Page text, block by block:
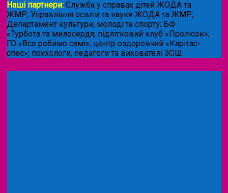
Наші партнери: Служба у справах дітей ЖОДА та
ЖМР; Управління освіти та науки ЖОДА та ЖМР;
Департамент культури, молоді та спорту; БФ
«Турбота та милосердя; підлітковий клуб «Пролісок»;
ГО «Все робимо самі»; центр оздоровчий «Карітас-
спес»; психологи, педагоги та вихователі ЗОШ.